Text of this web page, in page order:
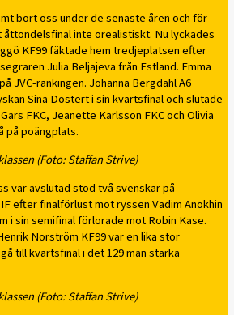
bort oss under de senaste åren och för
inte orealistiskt. Nu lyckades
KF99 fäktade hem tredjeplatsen efter
Julia Beljajeva från Estland. Emma
JVC-rankingen. Johanna Bergdahl A6
Sina Dostert i sin kvartsfinal och slutade
FKC, Jeanette Karlsson FKC och Olivia
på poängplats.
(Foto: Staffan Strive)
var avslutad stod två svenskar på
efter finalförlust mot ryssen Vadim Anokhin
i sin semifinal förlorade mot Robin Kase.
Norström KF99 var en lika stor
till kvartsfinal i det 129 man starka
(Foto: Staffan Strive)